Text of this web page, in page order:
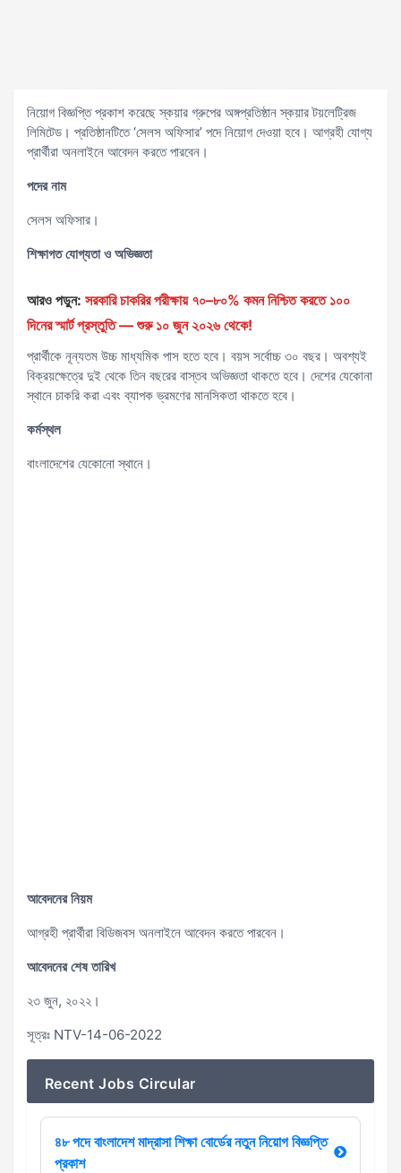
নিয়োগ বিজ্ঞপ্তি প্রকাশ করেছে স্কয়ার গ্রুপের অঙ্গপ্রতিষ্ঠান স্কয়ার টয়লেট্রিজ
লিমিটেড। প্রতিষ্ঠানটিতে ‘সেলস অফিসার’ পদে নিয়োগ দেওয়া হবে। আগ্রহী যোগ্য
প্রার্থীরা অনলাইনে আবেদন করতে পারবেন।
পদের নাম
সেলস অফিসার।
শিক্ষাগত যোগ্যতা ও অভিজ্ঞতা
আরও পড়ুন: সরকারি চাকরির পরীক্ষায় ৭০–৮০% কমন নিশ্চিত করতে ১০০
দিনের স্মার্ট প্রস্তুতি — শুরু ১০ জুন ২০২৬ থেকে!
প্রার্থীকে নূন্যতম উচ্চ মাধ্যমিক পাস হতে হবে। বয়স সর্বোচ্চ ৩০ বছর। অবশ্যই
বিক্রয়ক্ষেত্রে দুই থেকে তিন বছরের বাস্তব অভিজ্ঞতা থাকতে হবে। দেশের যেকোনা
স্থানে চাকরি করা এবং ব্যাপক ভ্রমণের মানসিকতা থাকতে হবে।
কর্মস্থল
বাংলাদেশের যেকোনো স্থানে।
আবেদনের নিয়ম
আগ্রহী প্রার্থীরা বিডিজবস অনলাইনে আবেদন করতে পারবেন।
আবেদনের শেষ তারিখ
২৩ জুন, ২০২২।
সূত্রঃ NTV-14-06-2022
Recent Jobs Circular
৪৮ পদে বাংলাদেশ মাদ্রাসা শিক্ষা বোর্ডের নতুন নিয়োগ বিজ্ঞপ্তি
প্রকাশ